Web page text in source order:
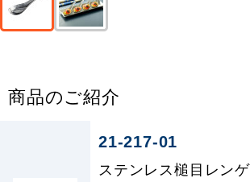
商品のご紹介
21-217-01
ステンレス槌目レン